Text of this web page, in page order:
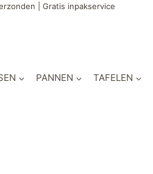
| Gratis inpakservice
PANNEN TAFELEN